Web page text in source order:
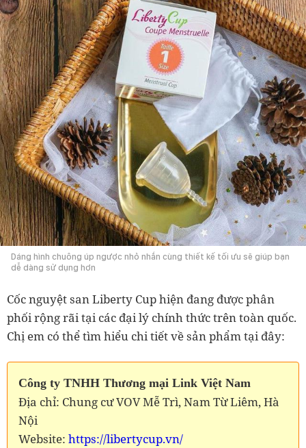
Dáng hình chuông úp ngược nhỏ nhắn cùng thiết kế tối ưu sẽ giúp bạn
dễ dàng sử dụng hơn
Cốc nguyệt san Liberty Cup hiện đang được phân
phối rộng rãi tại các đại lý chính thức trên toàn quốc.
Chị em có thể tìm hiểu chi tiết về sản phẩm tại đây:
Công ty TNHH Thương mại Link Việt Nam
Địa chỉ: Chung cư VOV Mễ Trì, Nam Từ Liêm, Hà
Nội
Website: https://libertycup.vn/